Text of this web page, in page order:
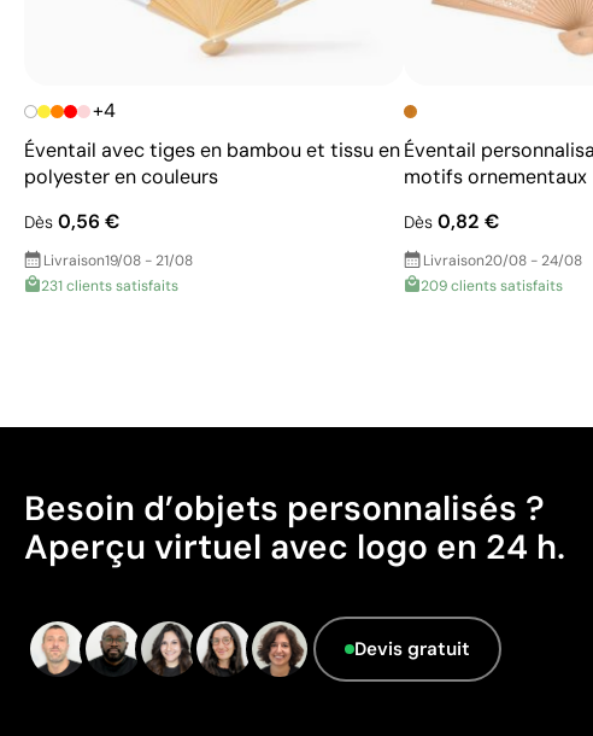
+4
Éventail avec tiges en bambou et tissu en
polyester en couleurs
Dès 0,56 €
Livraison19/08 - 21/08
231 clients satisfaits
Éventail
motifs ornementaux
Dès0,82 €
Livraison20/08 - 24/08
209 clients satisfaits
Besoin d’objets personnalisés ?
Aperçu virtuel avec logo en 24 h.
Devis gratuit